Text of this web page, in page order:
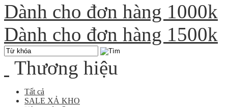
Dành cho đơn hàng 1000k
Dành cho đơn hàng 1500k
Thương hiệu
Tất cả
SALE XẢ KHO